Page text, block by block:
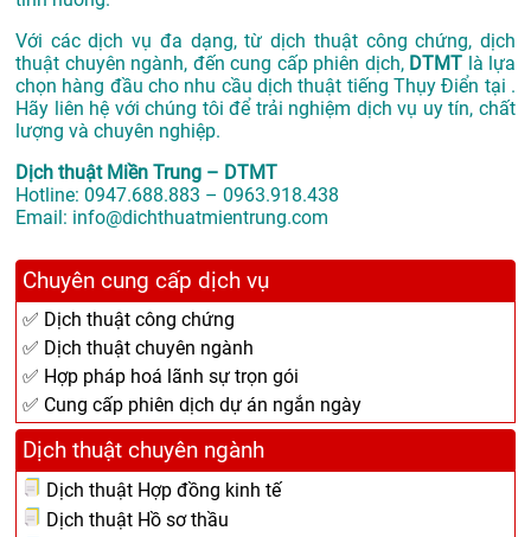
Với các dịch vụ đa dạng, từ dịch thuật công chứng, dịch
thuật chuyên ngành, đến cung cấp phiên dịch, DTMT là lựa
chọn hàng đầu cho nhu cầu dịch thuật tiếng Thụy Điển tại .
Hãy liên hệ với chúng tôi để trải nghiệm dịch vụ uy tín, chất
lượng và chuyên nghiệp.
Dịch thuật Miền Trung – DTMT
Hotline: 0947.688.883 – 0963.918.438
Email: info@dichthuatmientrung.com
Chuyên cung cấp dịch vụ
✅ Dịch thuật công chứng
✅ Dịch thuật chuyên ngành
✅ Hợp pháp hoá lãnh sự trọn gói
✅ Cung cấp phiên dịch dự án ngắn ngày
Dịch thuật chuyên ngành
Dịch thuật Hợp đồng kinh tế
Dịch thuật Hồ sơ thầu